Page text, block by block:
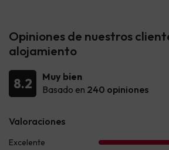
Opiniones de nuestros
alojamiento
8.2
Muy bien
Basado en 240 opiniones